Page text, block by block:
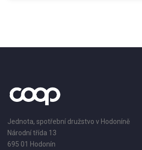
Jednota, spotřební družstvo v Hodoníně
Národní třída 13
695 01 Hodonín